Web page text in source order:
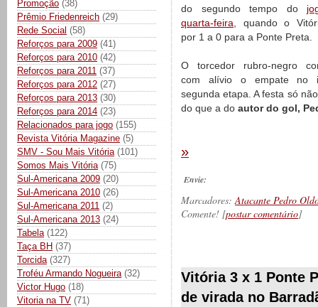
Promoção (38)
Prêmio Friedenreich (29)
Rede Social (58)
Reforços para 2009 (41)
Reforços para 2010 (42)
Reforços para 2011 (37)
Reforços para 2012 (27)
Reforços para 2013 (30)
Reforços para 2014 (23)
Relacionados para jogo (155)
Revista Vitória Magazine (5)
SMV - Sou Mais Vitória (101)
Somos Mais Vitória (75)
Sul-Americana 2009 (20)
Sul-Americana 2010 (26)
Sul-Americana 2011 (2)
Sul-Americana 2013 (24)
Tabela (122)
Taça BH (37)
Torcida (327)
Troféu Armando Nogueira (32)
Victor Hugo (18)
Vitoria na TV (71)
do segundo tempo do
quarta-feira, quando o
por 1 a 0 para a Ponte Preta.
O torcedor rubro-negro
com alívio o empate no
segunda etapa. A festa só
do que a do autor do gol,
»
Envie:
Marcadores:Atacante Pedro
Comente! [postar comentário]
Vitória 3 x 1 Ponte
de virada no